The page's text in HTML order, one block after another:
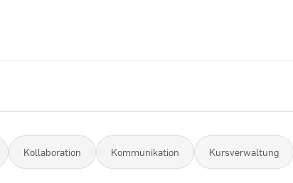
Kollaboration Kommunikation Kursverwaltung